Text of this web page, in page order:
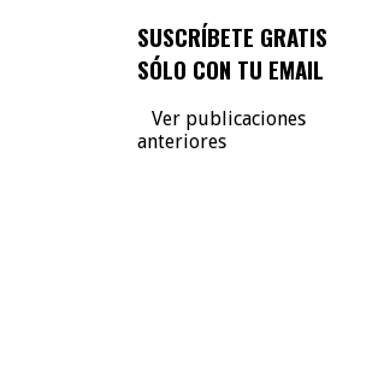
SUSCRÍBETE GRATIS
SÓLO CON TU EMAIL
Ver publicaciones
anteriores